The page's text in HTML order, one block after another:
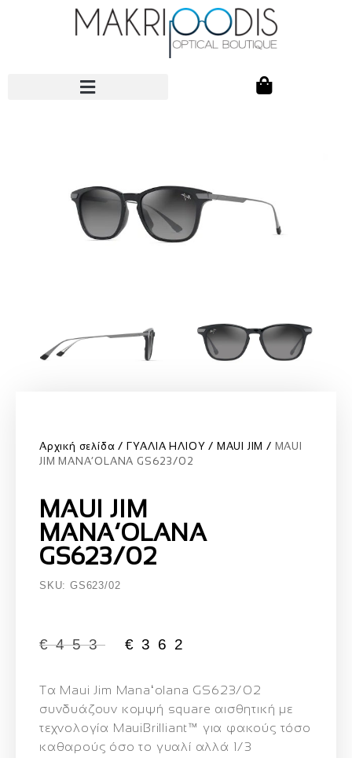
Αρχική σελίδα ΓΥΑΛΙΑ ΗΛΙΟΥ MAUI JIM
MAUI
JIM MANA‘OLANA GS623/02
MAUI JIM
MANA‘OLANA
GS623/02
SKU: GS623/02
€453 € 362
Τα Maui Jim Manaʻolana GS623/02
συνδυάζουν κομψή square αισθητική με
τεχνολογία MauiBrilliant™ για φακούς τόσο
καθαρούς όσο το γυαλί αλλά 1/3